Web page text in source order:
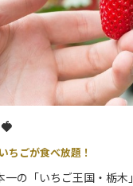
ちごが食べ放題！
の「いちご王国・栃木」